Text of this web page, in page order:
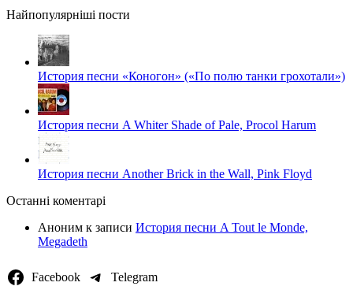
Найпопулярніші пости
История песни «Коногон» («По полю танки грохотали»)
История песни A Whiter Shade of Pale, Procol Harum
История песни Another Brick in the Wall, Pink Floyd
Останні коментарі
Аноним к записи История песни A Tout le Monde,
Megadeth
Facebook Telegram